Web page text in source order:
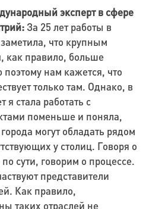
эксперт в сфере
За 25 лет работы в
что крупным
как правило, больше
нам кажется, что
только там. Однако, в
я стала работать с
поменьше и поняла,
могут обладать рядом
у столиц. Говоря о
сути, говорим о процессе.
представители
Как правило,
таких отраслей не